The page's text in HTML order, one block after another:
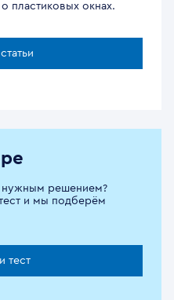
пластиковых окнах.
нужным решением?
и мы подберём
тест